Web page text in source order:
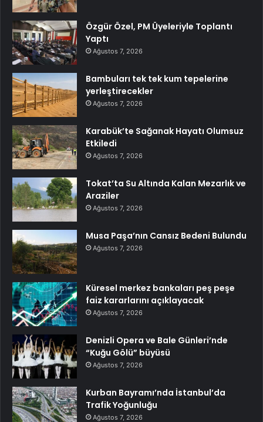
Özgür Özel, PM Üyeleriyle Toplantı
Yaptı
Ağustos 7, 2026
Bambuları tek tek kum tepelerine
yerleştirecekler
Ağustos 7, 2026
Karabük’te Sağanak Hayatı Olumsuz
Etkiledi
Ağustos 7, 2026
Tokat’ta Su Altında Kalan Mezarlık ve
Araziler
Ağustos 7, 2026
Musa Paşa’nın Cansız Bedeni Bulundu
Ağustos 7, 2026
Küresel merkez bankaları peş peşe
faiz kararlarını açıklayacak
Ağustos 7, 2026
Denizli Opera ve Bale Günleri’nde
“Kuğu Gölü” büyüsü
Ağustos 7, 2026
Kurban Bayramı’nda İstanbul’da
Trafik Yoğunluğu
Ağustos 7, 2026